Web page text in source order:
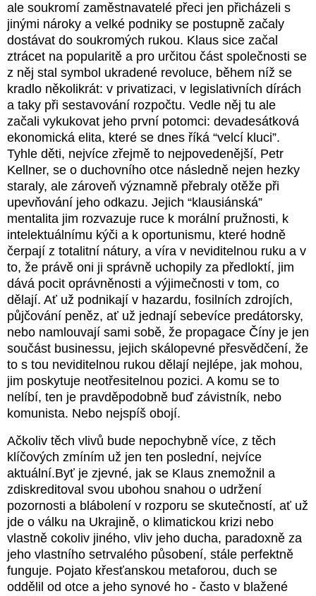
ale soukromí zaměstnavatelé přeci jen přicházeli s
jinými nároky a velké podniky se postupně začaly
dostávat do soukromých rukou. Klaus sice začal
ztrácet na popularitě a pro určitou část společnosti se
z něj stal symbol ukradené revoluce, během níž se
kradlo několikrát: v privatizaci, v legislativních dírách
a taky při sestavování rozpočtu. Vedle něj tu ale
začali vykukovat jeho první potomci: devadesátková
ekonomická elita, které se dnes říká “velcí kluci”.
Tyhle děti, nejvíce zřejmě to nejpovedenější, Petr
Kellner, se o duchovního otce následně nejen hezky
staraly, ale zároveň významně přebraly otěže při
upevňování jeho odkazu. Jejich “klausiánská”
mentalita jim rozvazuje ruce k morální pružnosti, k
intelektuálnímu kýči a k oportunismu, které hodně
čerpají z totalitní nátury, a víra v neviditelnou ruku a v
to, že právě oni ji správně uchopily za předloktí, jim
dává pocit oprávněnosti a výjimečnosti v tom, co
dělají. Ať už podnikají v hazardu, fosilních zdrojích,
půjčování peněz, ať už jednají sebevíce predátorsky,
nebo namlouvají sami sobě, že propagace Číny je jen
součást businessu, jejich skálopevné přesvědčení, že
to s tou neviditelnou rukou dělají nejlépe, jak mohou,
jim poskytuje neotřesitelnou pozici. A komu se to
nelíbí, ten je pravděpodobně buď závistník, nebo
komunista. Nebo nejspíš obojí.
Ačkoliv těch vlivů bude nepochybně více, z těch
klíčových zmíním už jen ten poslední, nejvíce
aktuální.Byť je zjevné, jak se Klaus znemožnil a
zdiskreditoval svou ubohou snahou o udržení
pozornosti a blábolení v rozporu se skutečností, ať už
jde o válku na Ukrajině, o klimatickou krizi nebo
vlastně cokoliv jiného, vliv jeho ducha, paradoxně za
jeho vlastního setrvalého působení, stále perfektně
funguje. Pojato křesťanskou metaforou, duch se
oddělil od otce a jeho synové ho - často v blažené